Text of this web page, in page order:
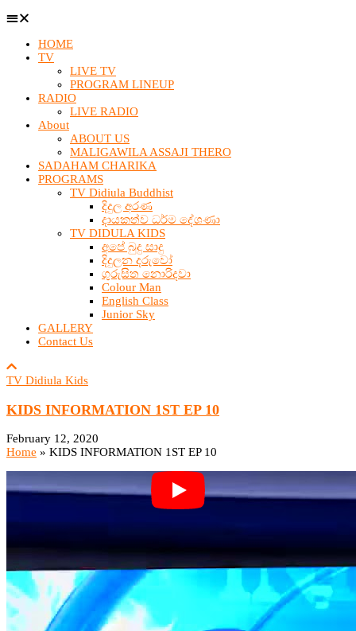
HOME
TV
LIVE TV
PROGRAM LINEUP
RADIO
LIVE RADIO
About
ABOUT US
MALIGAWILA ASSAJI THERO
SADAHAM CHARIKA
PROGRAMS
TV Didiula Buddhist
දිදුල අරණ
දායකත්ව ධර්ම දේශණා
TV DIDULA KIDS
අපේ බුදු සාදු
දිදුලන දරුවෝ
ගුරුසිත නොරිදවා
Colour Man
English Class
Junior Sky
GALLERY
Contact Us
TV Didiula Kids
KIDS INFORMATION 1ST EP 10
February 12, 2020
Home » KIDS INFORMATION 1ST EP 10